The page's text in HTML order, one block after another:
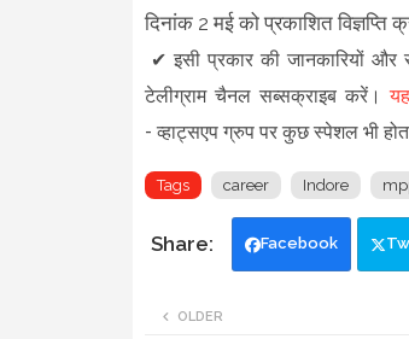
दिनांक 2 मई को प्रकाशित विज्ञप्ति
✔इसी प्रकार की जानकारियों
टेलीग्राम चैनल सब्सक्राइब करें।
- व्हाट्सएप ग्रुपपर कुछ स्पेशल भी
Tags career Indore
Facebook
OLDER